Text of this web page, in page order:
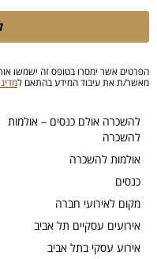
להשכרה אולם כנסים – אולמות
להשכרה
אולמות להשכרה
כנסים
מקום לאירועי חברה
אירועים עסקיים תל אביב
אירוע עסקי בתל אביב
הפרטים אשר ימסרו בטופס זה ישמשו
מאשר/ת את עיבוד המידע בהתאם ל